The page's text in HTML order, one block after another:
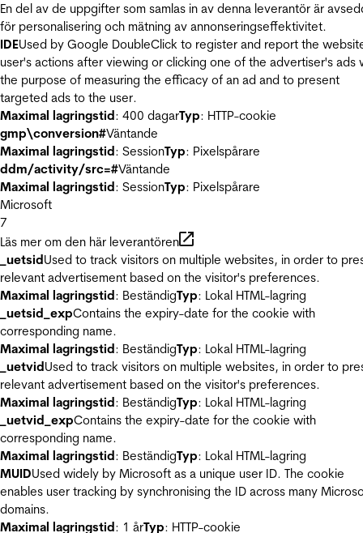
En del av de uppgifter som samlas in av denna leverantör är
för personalisering och mätning av annonseringseffektivitet.
IDEUsed by Google DoubleClick to register and report the
user's actions after viewing or clicking one of the advertiser's ads
the purpose of measuring the efficacy of an ad and to present
targeted ads to the user.
Maximal lagringstid: 400 dagarTyp: HTTP-cookie
gmp\conversion#Väntande
Maximal lagringstid: SessionTyp: Pixelspårare
ddm/activity/src=#Väntande
Maximal lagringstid: SessionTyp: Pixelspårare
Microsoft
7
Läs mer om den här leverantören
_uetsidUsed to track visitors on multiple websites, in order to
relevant advertisement based on the visitor's preferences.
Maximal lagringstid: BeständigTyp: Lokal HTML-lagring
_uetsid_expContains the expiry-date for the cookie with
corresponding name.
Maximal lagringstid: BeständigTyp: Lokal HTML-lagring
_uetvidUsed to track visitors on multiple websites, in order to
relevant advertisement based on the visitor's preferences.
Maximal lagringstid: BeständigTyp: Lokal HTML-lagring
_uetvid_expContains the expiry-date for the cookie with
corresponding name.
Maximal lagringstid: BeständigTyp: Lokal HTML-lagring
MUIDUsed widely by Microsoft as a unique user ID. The cookie
enables user tracking by synchronising the ID across many
domains.
Maximal lagringstid: 1 årTyp: HTTP-cookie